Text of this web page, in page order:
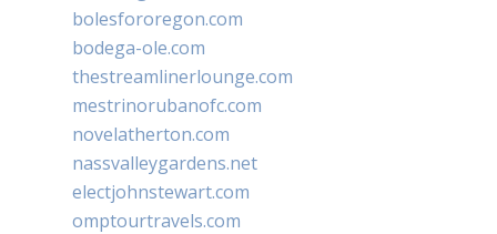
bolesfororegon.com
bodega-ole.com
thestreamlinerlounge.com
mestrinorubanofc.com
novelatherton.com
nassvalleygardens.net
electjohnstewart.com
omptourtravels.com